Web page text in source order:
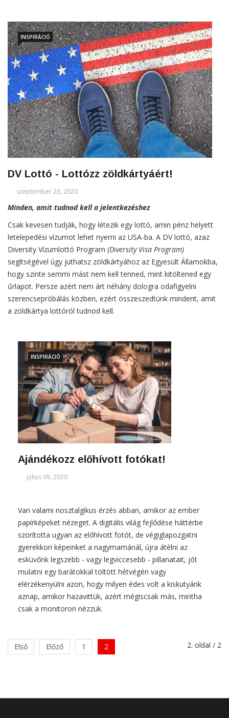
INSPIRÁCIÓ
DV Lottó - Lottózz zöldkártyáért!
szeptember 28, 2020
Minden, amit tudnod kell a jelentkezéshez
Csak kevesen tudják, hogy létezik egy lottó, amin pénz helyett
letelepedési vízumot lehet nyerni az USA-ba. A DV lottó, azaz
Diversity Vízumlottó Program (Diversity Visa Program)
segítségével úgy juthatsz zöldkártyához az Egyesült Államokba,
hogy szinte semmi mást nem kell tenned, mint kitöltened egy
űrlapot. Persze azért nem árt néhány dologra odafigyelni
szerencsepróbálás közben, ezért összeszedtünk mindent, amit
a zöldkártya lottóról tudnod kell.
INSPIRÁCIÓ
Ajándékozz előhívott fotókat!
július 09, 2020
Van valami nosztalgikus érzés abban, amikor az ember
papírképeket nézeget. A digitális világ fejlődése háttérbe
szorította ugyan az előhívott fotót, de végiglapozgatni
gyerekkori képeinket a nagymamánál, újra átélni az
esküvőnk legszebb - vagy legviccesebb - pillanatait, jót
mulatni egy barátokkal töltött hétvégén vagy
elérzékenyülni azon, hogy milyen édes volt a kiskutyánk
aznap, amikor hazavittük, azért mégiscsak más, mintha
csak a monitoron nézzük.
Első Előző 1 2 2. oldal / 2